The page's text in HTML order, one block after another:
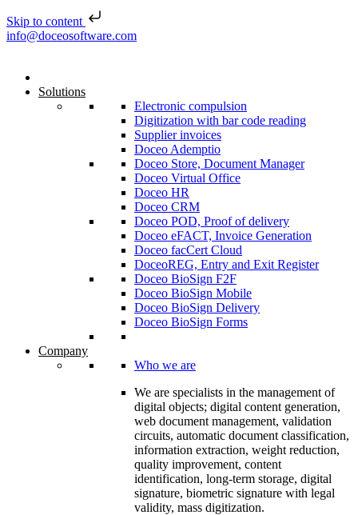
Skip to content
Skip to content
info@doceosoftware.com
Solutions
Electronic compulsion
Digitization with bar code reading
Supplier invoices
Doceo Ademptio
Doceo Store, Document Manager
Doceo Virtual Office
Doceo HR
Doceo CRM
Doceo POD, Proof of delivery
Doceo eFACT, Invoice Generation
Doceo facCert Cloud
DoceoREG, Entry and Exit Register
Doceo BioSign F2F
Doceo BioSign Mobile
Doceo BioSign Delivery
Doceo BioSign Forms
Company
Who we are
We are specialists in the management of
digital objects; digital content generation,
web document management, validation
circuits, automatic document classification,
information extraction, weight reduction,
quality improvement, content
identification, long-term storage, digital
signature, biometric signature with legal
validity, mass digitization.